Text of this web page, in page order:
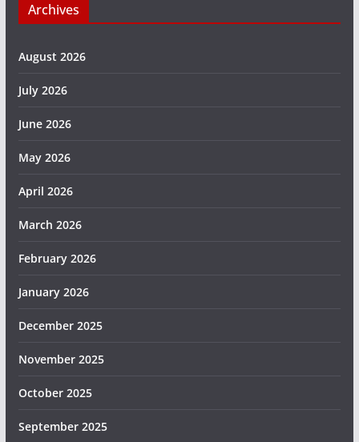
Archives
August 2026
July 2026
June 2026
May 2026
April 2026
March 2026
February 2026
January 2026
December 2025
November 2025
October 2025
September 2025